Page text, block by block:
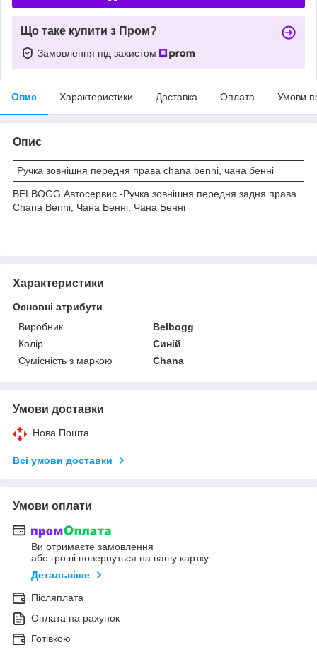
Що таке купити з Пром?
Замовлення під захистом
Опис Характеристики Доставка Оплата Умови
Опис
Ручка зовнішня передня права chana benni, чана бенні
BELBOGG Автосервис -Ручка зовнішня передня задня права
Chana Benni, Чана Бенні, Чана Бенні
Характеристики
Основні атрибути
Виробник
Belbogg
Колір
Синій
Сумісність з маркою
Chana
Умови доставки
Нова Пошта
Всі умови доставки
Умови оплати
Ви отримаєте замовлення
або гроші повернуться на вашу картку
Детальніше
Післяплата
Оплата на рахунок
Готівкою